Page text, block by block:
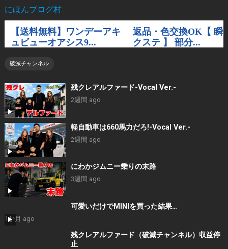
にほんブログ村
破滅チャンネル
残クレアルファード-Vocal Ver.-
2週間 ago
軽自動車は660馬力だろ!-Vocal Ver.-
2週間 ago
にわかジムニー乗りの末路
3週間 ago
可愛いだけでMINIを買った結果…
1か月 ago
残クレアルファード（破滅チャンネル）収益停
止